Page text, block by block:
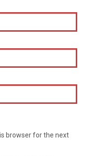
browser for the next